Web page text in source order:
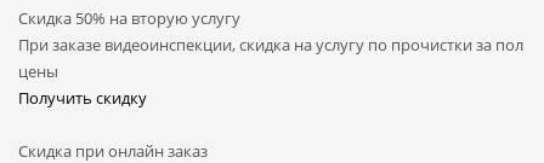
Скидка 50% на вторую услугу
При заказе видеоинспекции, скидка на услугу по прочистки за пол
цены
Получить скидку
Скидка при онлайн заказ